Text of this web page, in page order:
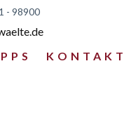
- 98900